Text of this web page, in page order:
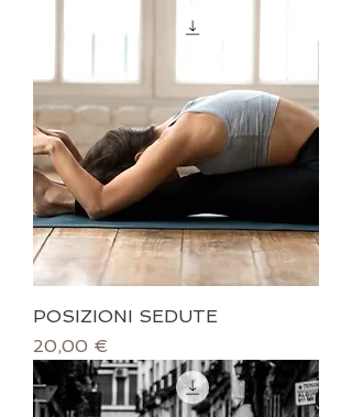
POSIZIONI SEDUTE
Prezzo
20,00 €